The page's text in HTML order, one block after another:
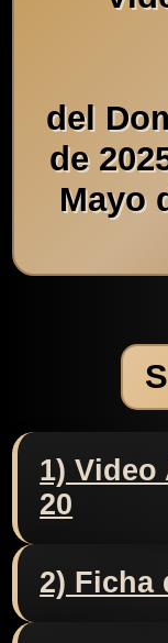
del
de
Mayo
1) Video
20
2) Ficha